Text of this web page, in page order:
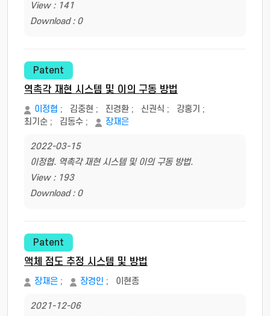
View : 141
Download : 0
Patent
역촉각 재현 시스템 및 이의 구동 방법
이정협 ; 김중현 ; 진경환 ; 신권식 ; 강홍기 ;
최기순 ; 김동수 ; 장재은
2022-03-15
이정협. 역촉각 재현 시스템 및 이의 구동 방법.
View : 193
Download : 0
Patent
액체 점도 추정 시스템 및 방법
장재은 ; 장경인 ; 이현종
2021-12-06